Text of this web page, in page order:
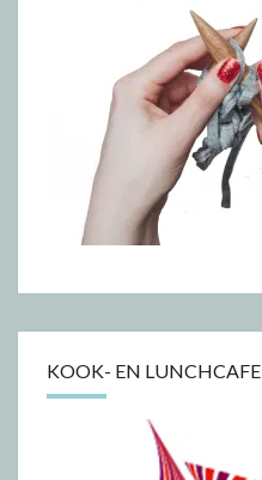
KOOK- EN LUNCHCAFE